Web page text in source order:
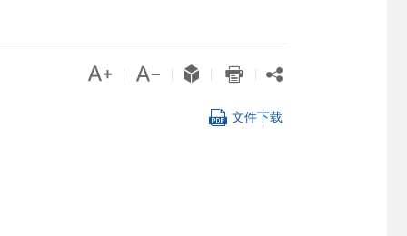
    
 文件下载